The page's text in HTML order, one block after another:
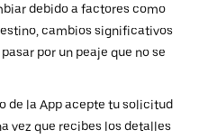
debido a factores como
cambios significativos
por un peaje que no se
de la App acepte tu solicitud
vez que recibes los detalles